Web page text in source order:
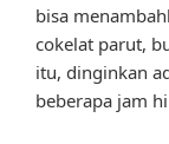
bisa
cokelat parut,
itu, dinginkan
beberapa jam